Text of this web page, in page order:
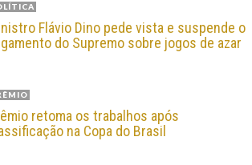
Flávio Dino pede vista e suspende o
do Supremo sobre jogos de azar
retoma os trabalhos após
na Copa do Brasil